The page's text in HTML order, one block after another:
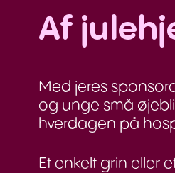
Af
Med jeres
og unge små
hverdagen på
Et enkelt grin eller